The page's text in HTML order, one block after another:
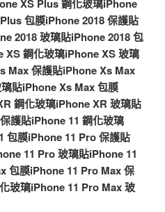
XS Plus 鋼化玻璃iPhone
包膜iPhone 2018 保護貼
2018 玻璃貼iPhone 2018 包
XS 鋼化玻璃iPhone XS 玻璃
Max 保護貼iPhone Xs Max
貼iPhone Xs Max 包膜
鋼化玻璃iPhone XR 玻璃貼
護貼iPhone 11 鋼化玻璃
包膜iPhone 11 Pro 保護貼
11 Pro 玻璃貼iPhone 11
包膜iPhone 11 Pro Max 保
玻璃iPhone 11 Pro Max 玻